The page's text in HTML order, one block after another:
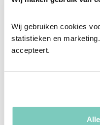
Wij gebruiken cookies
statistieken en
accepteert.